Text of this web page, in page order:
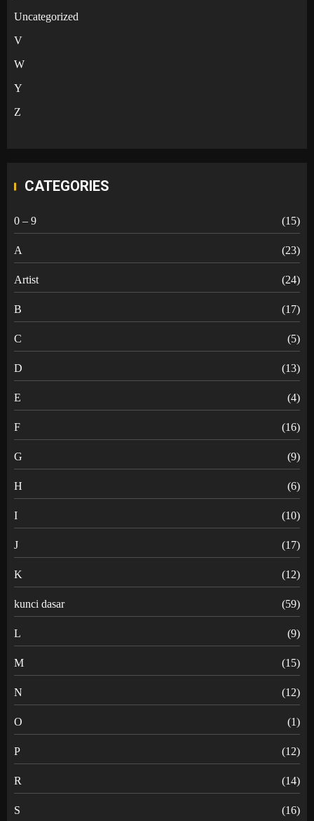
Uncategorized
V
W
Y
Z
CATEGORIES
0 – 9 (15)
A (23)
Artist (24)
B (17)
C (5)
D (13)
E (4)
F (16)
G (9)
H (6)
I (10)
J (17)
K (12)
kunci dasar (59)
L (9)
M (15)
N (12)
O (1)
P (12)
R (14)
S (16)